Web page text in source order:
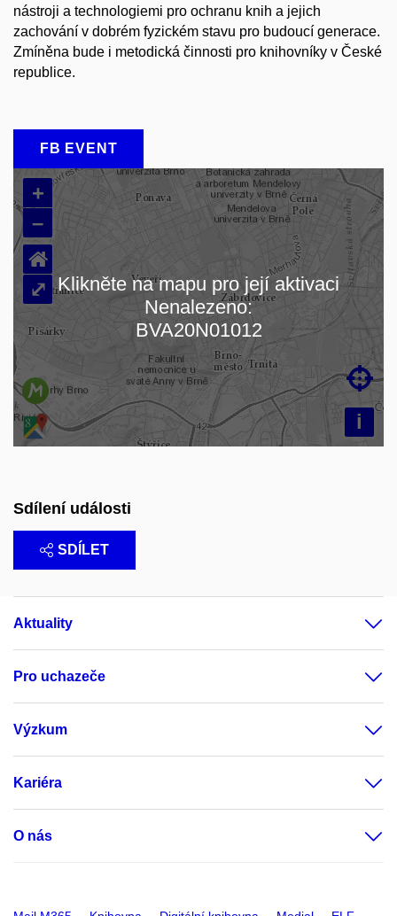
nástroji a technologiemi pro ochranu knih a jejich
zachování v dobrém fyzickém stavu pro budoucí generace.
Zmíněna bude i metodická činnosti pro knihovníky v České
republice.
FB EVENT
Načítám mapu…
+
–
i

⌂
⤢ Klikněte na mapu pro její aktivaci
Nenalezeno:
BVA20N01012
Sdílení události
SDÍLET
Aktuality
Pro uchazeče
Výzkum
Kariéra
O nás